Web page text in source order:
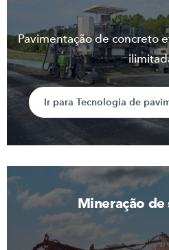
Pavimentação de concreto
Ir para Tecnologia de
Mineração